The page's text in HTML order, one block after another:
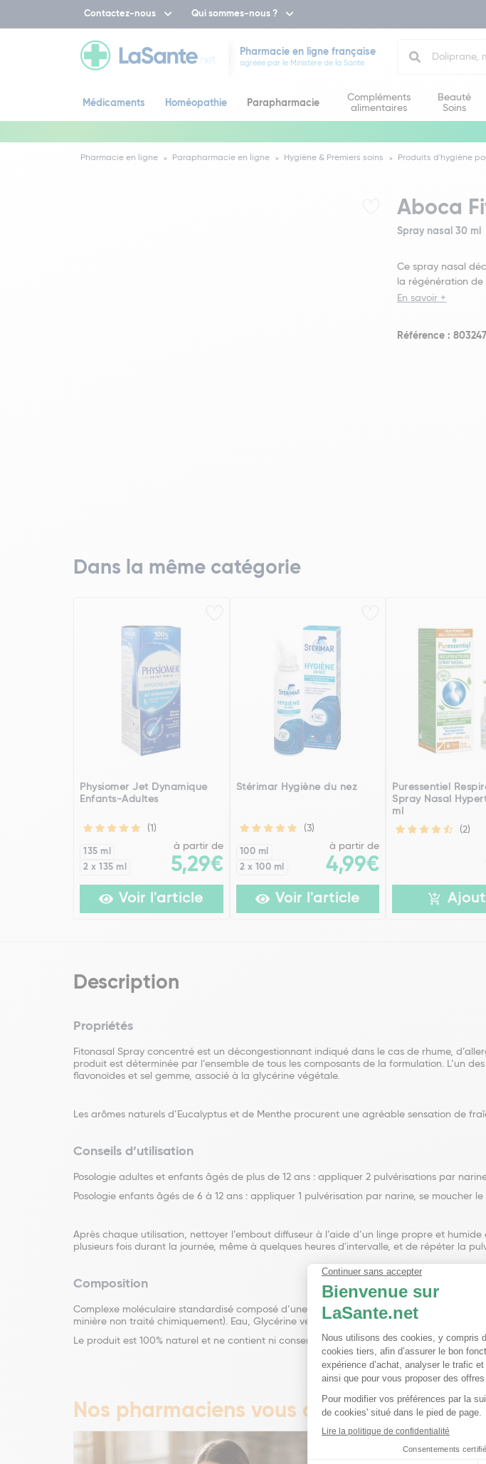
Contactez-nous Qui sommes-nous ?
Pharmacie en ligne française
agréée par le Ministère de la Santé
Médicaments Homéopathie Parapharmacie
Compléments
alimentaires
Beauté
Soins
Pharmacie en ligne Parapharmacie en ligne Hygiène & Premiers soins Produits d'hygiène
Aboca
Spray nasal 30 ml
Ce spray nasal
la régénération de
En savoir +
Référence :
Dans la même catégorie
Physiomer Jet Dynamique
Enfants-Adultes
(1)
135 ml
2 x 135 ml
à partir de
5,29€
Voir l'article
Stérimar Hygiène du nez
(3)
100 ml
2 x 100 ml
à partir de
4,99€
Voir l'article
Puressentiel
Spray Nasal
ml
(2)
Description
Propriétés
Fitonasal Spray concentré est un décongestionnant indiqué dans le cas de rhume,
produit est déterminée par l’ensemble de tous les composants de la formulation. L’un
flavonoïdes et sel gemme, associé à la glycérine végétale.
Les arômes naturels d’Eucalyptus et de Menthe procurent une agréable sensation de
Conseils d’utilisation
Posologie adultes et enfants âgés de plus de 12 ans : appliquer 2 pulvérisations par
Posologie enfants âgés de 6 à 12 ans : appliquer 1 pulvérisation par narine, se moucher
Après chaque utilisation, nettoyer l’embout diffuseur à l’aide d’un linge propre et
plusieurs fois durant la journée, même à quelques heures d'intervalle, et de répéter la
Composition
Complexe moléculaire standardisé composé d’une fraction de tanins et d’une fraction
minière non traité chimiquement). Eau, Glycérine végétale, Arôme naturel d’Eucalyptus
Le produit est 100% naturel et ne contient ni conservateurs, ni émulsifiants, ni autres
Nos pharmaciens vous conseillent